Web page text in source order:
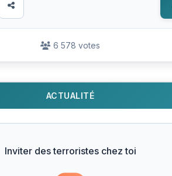
6 578 votes
ACTUALITÉ
Inviter des terroristes chez toi